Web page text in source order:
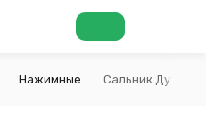
Нажимные Сальник Ду 325